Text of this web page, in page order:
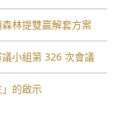
林提雙贏解套方案
小組第 326 次會議
的啟示